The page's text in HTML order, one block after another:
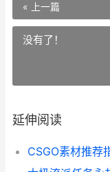
« 上一篇
没有了！
延伸阅读
CSGO素材推荐